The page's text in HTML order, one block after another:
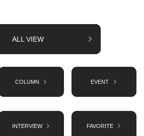
ALL VIEW
COLUMN EVENT
INTERVIEW FAVORITE